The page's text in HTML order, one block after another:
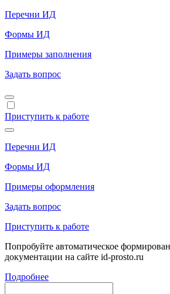
Перечни ИД
Формы ИД
Примеры заполнения
Задать вопрос
Приступить к работе
Перечни ИД
Формы ИД
Примеры оформления
Задать вопрос
Приступить к работе
Попробуйте автоматическое
документации на сайте id-prosto.ru
Подробнее